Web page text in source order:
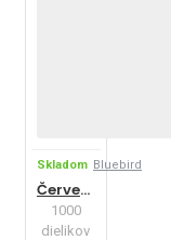
Skladom Bluebird
Červená kolekcia
1000
dielikov